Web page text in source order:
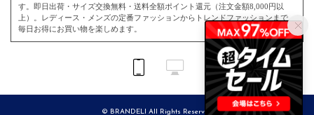
す。即日出荷・サイズ交換無料・送料全額ポイント還元（注文金額8,000円以
上）。レディース・メンズの定番ファッションからトレンドファッションまで、
毎日お得にお買い物を楽しめます。
© BRANDELI All Rights Reserved